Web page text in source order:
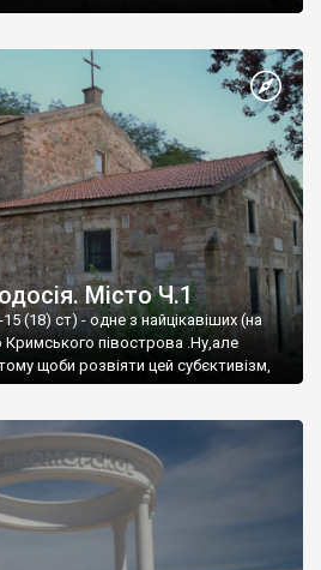
Місто Ч.1
(18) ст) - одне з найцікавіших (на
півострова .Ну,але
щоби розвіяти цей субєктивізм,